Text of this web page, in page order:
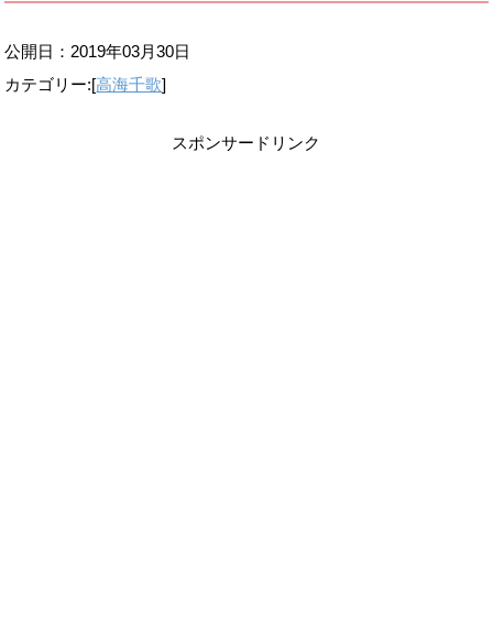
公開日： 2019年03月30日
カテゴリー:[高海千歌]
スポンサードリンク